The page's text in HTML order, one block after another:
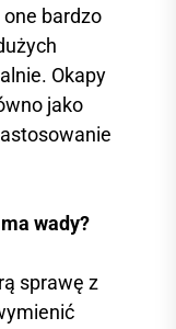
bardzo
Okapy
jako
wady?
sprawę z